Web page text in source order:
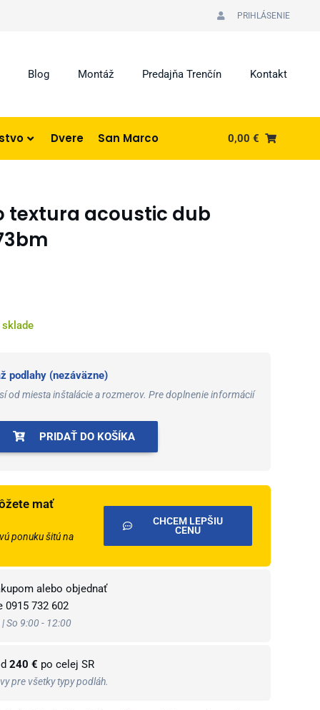
PRIHLÁSENIE
Blog Montáž Predajňa Trenčín Kontakt
Dvere San Marco 0,00€
textura acoustic dub
od miesta inštalácie a rozmerov. Pre doplnenie informácií
podlahy (nezáväzne)
PRIDAŤ DO KOŠÍKA
mať
ponuku šitú na
CHCEM LEPŠIU
CENU
alebo objednať
0915 732 602
So 9:00 - 12:00
240 € po celej SR
pre všetky typy podláh.